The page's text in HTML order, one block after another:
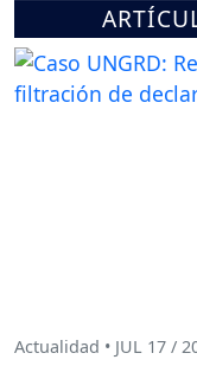
Actualidad • JUL 17 /